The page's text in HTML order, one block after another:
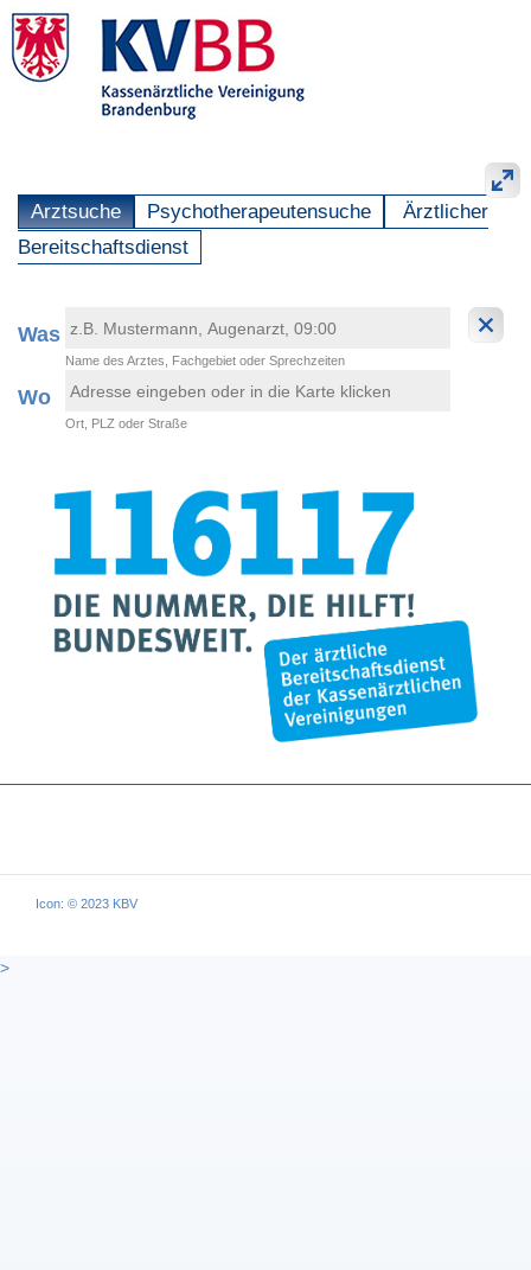
Arztsuche Psychotherapeutensuche
Ärztlicher
Bereitschaftsdienst
Was
Name des Arztes, Fachgebiet oder Sprechzeiten
Wo
Ort, PLZ oder Straße
Icon: © 2023 KBV
>